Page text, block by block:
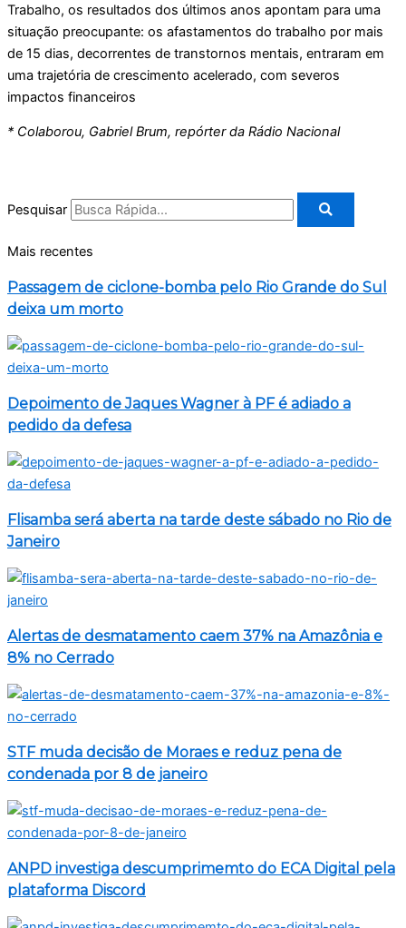
Trabalho, os resultados dos últimos anos apontam para uma
situação preocupante: os afastamentos do trabalho por mais
de 15 dias, decorrentes de transtornos mentais, entraram em
uma trajetória de crescimento acelerado, com severos
impactos financeiros
* Colaborou, Gabriel Brum, repórter da Rádio Nacional
Pesquisar
Mais recentes
Passagem de ciclone-bomba pelo Rio Grande do Sul
deixa um morto
Depoimento de Jaques Wagner à PF é adiado a
pedido da defesa
Flisamba será aberta na tarde deste sábado no Rio de
Janeiro
Alertas de desmatamento caem 37% na Amazônia e
8% no Cerrado
STF muda decisão de Moraes e reduz pena de
condenada por 8 de janeiro
ANPD investiga descumprimemto do ECA Digital pela
plataforma Discord